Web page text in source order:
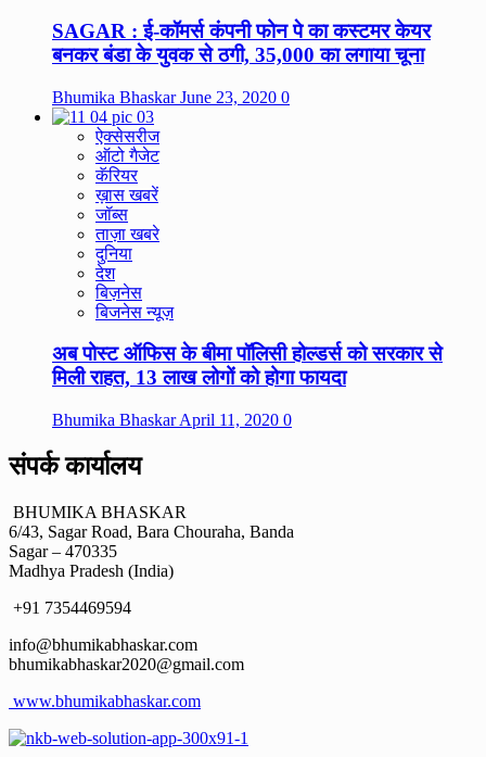
SAGAR : ई-कॉमर्स कंपनी फोन पे का कस्टमर केयर
बनकर बंडा के युवक से ठगी, 35,000 का लगाया चूना
Bhumika BhaskarJune 23, 2020 0
ऐक्सेसरीज
ऑटो गैजेट
कॅरियर
ख़ास खबरें
जॉब्स
ताज़ा खबरे
दुनिया
देश
बिज़नेस
बिजनेस न्यूज़
अब पोस्ट ऑफिस के बीमा पॉलिसी होल्डर्स को सरकार से
मिली राहत, 13 लाख लोगों को होगा फायदा
Bhumika BhaskarApril 11, 2020 0
संपर्क कार्यालय
BHUMIKA BHASKAR
6/43, Sagar Road, Bara Chouraha, Banda
Sagar – 470335
Madhya Pradesh (India)
+91 7354469594
info@bhumikabhaskar.com
bhumikabhaskar2020@gmail.com
www.bhumikabhaskar.com